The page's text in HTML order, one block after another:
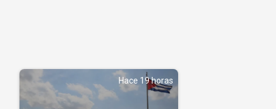
Hace 19 horas